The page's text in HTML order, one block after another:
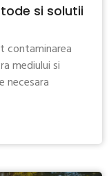
si solutii
contaminarea
mediului si
necesara